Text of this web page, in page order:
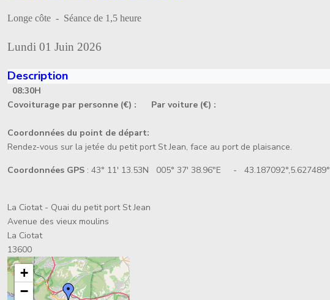
Longe côte - Séance de 1,5 heure
Lundi 01 Juin 2026
Description
08:30H
Covoiturage par personne (€) :
Par voiture (€) :
Coordonnées du point de départ:
Rendez-vous sur la jetée du petit port St Jean, face au port de plaisance.
Coordonnées GPS : 43° 11' 13.53N 005° 37' 38.96"E - 43.187092°,5.627489°
La Ciotat - Quai du petit port St Jean
Avenue des vieux moulins
La Ciotat
13600
+
−